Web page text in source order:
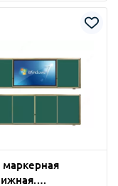
маркерная